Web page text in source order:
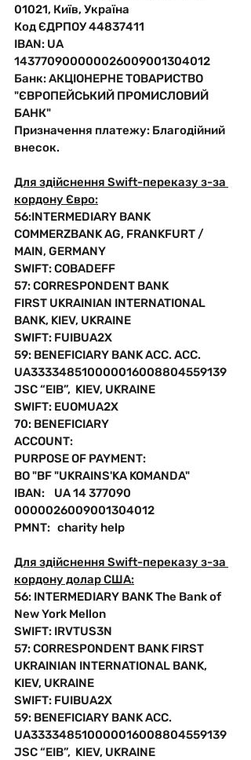
01021, Київ, Україна
Код ЄДРПОУ 44837411
IBAN: UA
143770900000026009001304012
Банк: АКЦІОНЕРНЕ ТОВАРИСТВО
"ЄВРОПЕЙСЬКИЙ ПРОМИСЛОВИЙ
БАНК"
Призначення платежу: Благодійний
внесок.
Для здійснення Swift-переказу з-за
кордону Євро:
56:INTERMEDIARY BANK
COMMERZBANK AG, FRANKFURT /
MAIN, GERMANY
SWIFT: COBADEFF
57: CORRESPONDENT BANK
FIRST UKRAINIAN INTERNATIONAL
BANK, KIEV, UKRAINE
SWIFT: FUIBUA2X
59: BENEFICIARY BANK ACC. ACC.
UA333348510000016008804559139
JSC “EIB”,  KIEV, UKRAINE
SWIFT: EUOMUA2X
70: BENEFICIARY
ACCOUNT:
PURPOSE OF PAYMENT:
BO "BF "UKRAINS'KA KOMANDA"
IBAN:    UA 14 377090
0000026009001304012
PMNT:   charity help
Для здійснення Swift-переказу з-за
кордону долар США:
56: INTERMEDIARY BANK The Bank of
New York Mellon
SWIFT: IRVTUS3N
57: CORRESPONDENT BANK FIRST
UKRAINIAN INTERNATIONAL BANK,
KIEV, UKRAINE
SWIFT: FUIBUA2X
59: BENEFICIARY BANK ACC.
UA333348510000016008804559139
JSC “EIB”,  KIEV, UKRAINE